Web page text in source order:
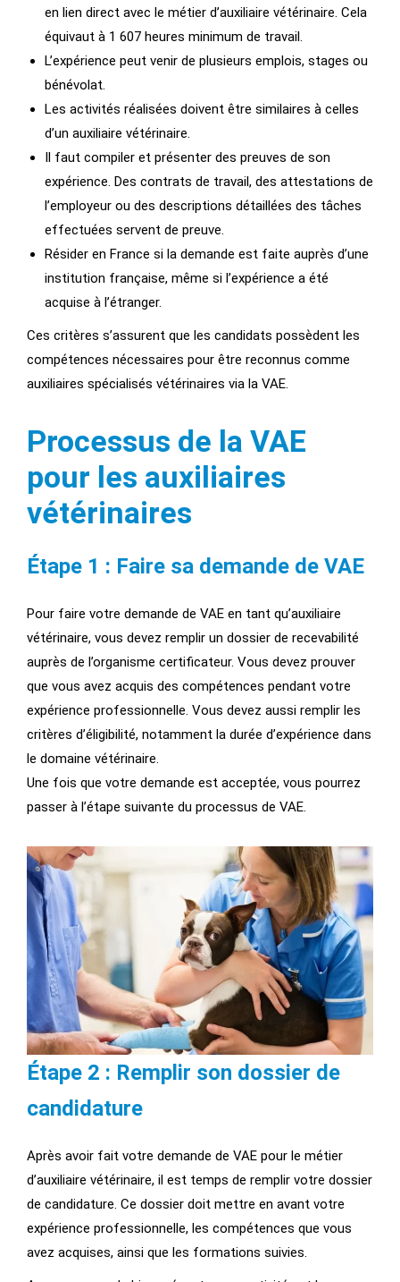
en lien direct avec le métier d’auxiliaire vétérinaire. Cela
équivaut à 1 607 heures minimum de travail.
L’expérience peut venir de plusieurs emplois, stages ou
bénévolat.
Les activités réalisées doivent être similaires à celles
d’un auxiliaire vétérinaire.
Il faut compiler et présenter des preuves de son
expérience. Des contrats de travail, des attestations de
l’employeur ou des descriptions détaillées des tâches
effectuées servent de preuve.
Résider en France si la demande est faite auprès d’une
institution française, même si l’expérience a été
acquise à l’étranger.
Ces critères s’assurent que les candidats possèdent les
compétences nécessaires pour être reconnus comme
auxiliaires spécialisés vétérinaires via la VAE.
Processus de la VAE
pour les auxiliaires
vétérinaires
Étape 1 : Faire sa demande de VAE
Pour faire votre demande de VAE en tant qu’auxiliaire
vétérinaire, vous devez remplir un dossier de recevabilité
auprès de l’organisme certificateur. Vous devez prouver
que vous avez acquis des compétences pendant votre
expérience professionnelle. Vous devez aussi remplir les
critères d’éligibilité, notamment la durée d’expérience dans
le domaine vétérinaire.
Une fois que votre demande est acceptée, vous pourrez
passer à l’étape suivante du processus de VAE.
Étape 2 : Remplir son dossier de
candidature
Après avoir fait votre demande de VAE pour le métier
d’auxiliaire vétérinaire, il est temps de remplir votre dossier
de candidature. Ce dossier doit mettre en avant votre
expérience professionnelle, les compétences que vous
avez acquises, ainsi que les formations suivies.